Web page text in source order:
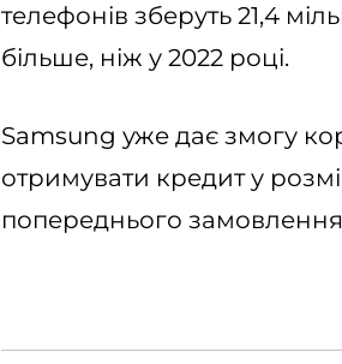
телефонів зберуть 21,4
більше, ніж у 2022 році.
Samsung уже дає змогу
отримувати кредит у
попереднього